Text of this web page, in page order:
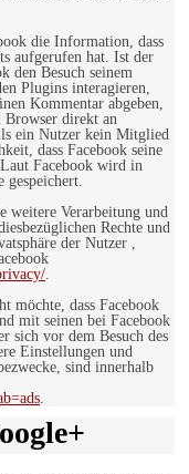
die Information, dass
aufgerufen hat. Ist der
den Besuch seinem
Plugins interagieren,
Kommentar abgeben,
Browser direkt an
ein Nutzer kein Mitglied
dass Facebook seine
Facebook wird in
gespeichert.
weitere Verarbeitung und
Rechte und
der Nutzer ,
.
möchte, dass Facebook
mit seinen bei Facebook
sich vor dem Besuch des
Einstellungen und
sind innerhalb
.